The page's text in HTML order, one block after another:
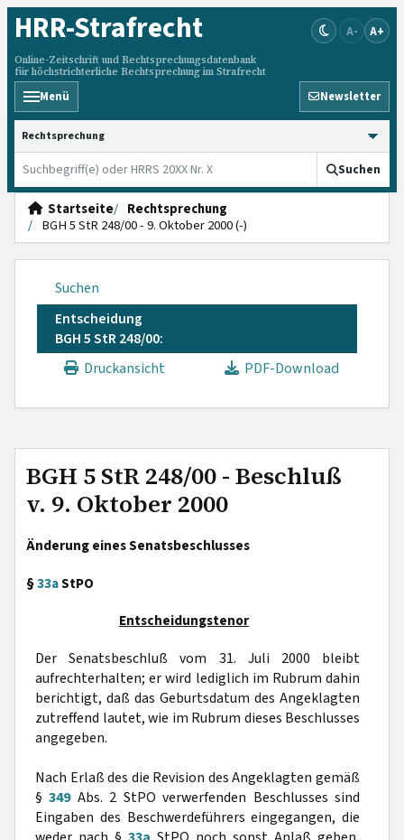
HRR-Strafrecht
Online-Zeitschrift und Rechtsprechungsdatenbank
für höchstrichterliche Rechtsprechung im Strafrecht
A- A+
Menü Newsletter
HRRS durchsuchen
Suchen
Startseite
Rechtsprechung
BGH 5 StR 248/00 - 9. Oktober 2000 (-)
Suchen
Entscheidung
BGH 5 StR 248/00:
Druckansicht
PDF-Download
BGH 5 StR 248/00 - Beschluß
v. 9. Oktober 2000
Änderung eines Senatsbeschlusses
§33aStPO
Entscheidungstenor
Der Senatsbeschluß vom 31. Juli 2000 bleibt
aufrechterhalten; er wird lediglich im Rubrum dahin
berichtigt, daß das Geburtsdatum des Angeklagten
zutreffend lautet, wie im Rubrum dieses Beschlusses
angegeben.
Nach Erlaß des die Revision des Angeklagten gemäß
§349Abs. 2 StPO verwerfenden Beschlusses sind
Eingaben des Beschwerdeführers eingegangen, die